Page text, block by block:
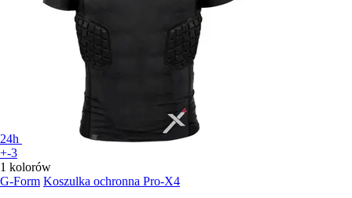
24h
+-3
1 kolorów
G-Form Koszulka ochronna Pro-X4